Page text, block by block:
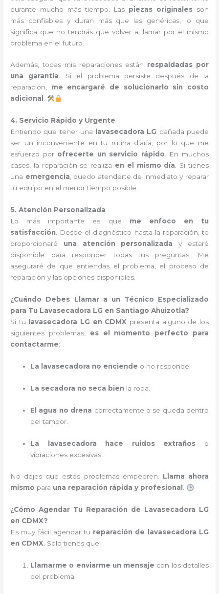
durante mucho más tiempo. Las piezas originales son
más confiables y duran más que las genéricas, lo que
significa que no tendrás que volver a llamar por el mismo
problema en el futuro.
Además, todas mis reparaciones están respaldadas por
una garantía. Si el problema persiste después de la
reparación, me encargaré de solucionarlo sin costo
adicional .
4. Servicio Rápido y Urgente
Entiendo que tener una
lavasecadora LG dañada puede
ser un inconveniente en tu rutina diaria, por lo que me
esfuerzo por ofrecerte un servicio rápido. En muchos
casos, la reparación se realiza en el mismo día. Si tienes
una emergencia, puedo atenderte de inmediato y reparar
tu equipo en el menor tiempo posible.
5. Atención Personalizada
Lo más importante es que me enfoco en tu
satisfacción . Desde el diagnóstico hasta la reparación, te
proporcionaré una atención personalizada y estaré
disponible para responder todas tus preguntas. Me
aseguraré de que entiendas el problema, el proceso de
reparación y las opciones disponibles.
¿Cuándo Debes Llamar a un Técnico Especializado
para Tu Lavasecadora LG en Santiago Ahuizotla?
Si tu
lavasecadora LG en CDMX presenta alguno de los
siguientes problemas, es el momento perfecto para
contactarme:
La lavasecadora no enciende o no responde.
La secadora no seca bien la ropa.
El agua no drena correctamente o se queda dentro
del tambor.
La lavasecadora hace ruidos extraños o
vibraciones excesivas.
No dejes que estos problemas empeoren. Llama ahora
mismo para una reparación rápida y profesional .
¿Cómo Agendar Tu Reparación de Lavasecadora LG
en CDMX?
Es muy fácil agendar tu reparación de lavasecadora LG
en CDMX. Solo tienes que:
Llamarme o enviarme un mensaje con los detalles
del problema.